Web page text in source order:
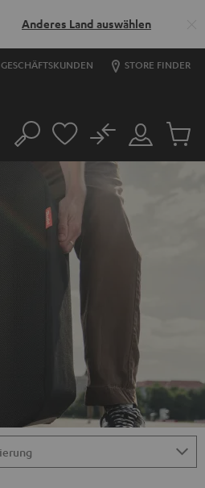
Anderes Land auswählen
GESCHÄFTSKUNDEN STORE FINDER
Suche
Mein
Konto
No
Artikel